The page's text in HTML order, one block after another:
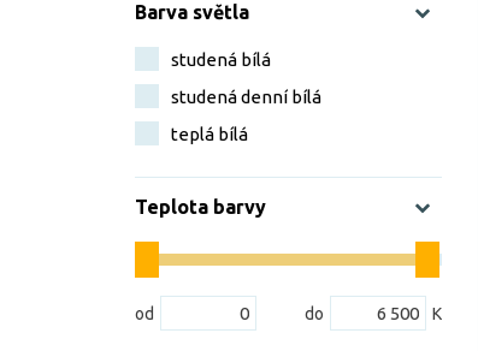
Barva světla
studená bílá
studená denní bílá
teplá bílá
Teplota barvy